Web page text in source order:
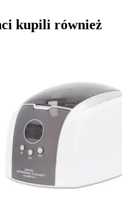
kupili również